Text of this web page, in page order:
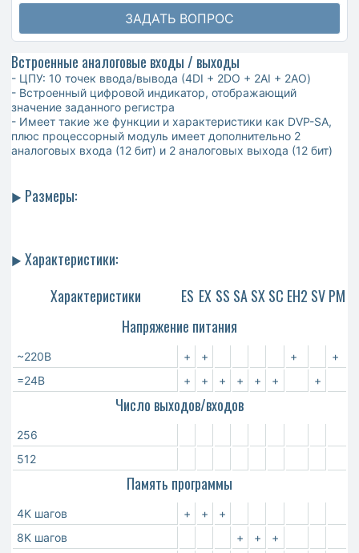
ЗАДАТЬ ВОПРОС
Встроенные аналоговые входы / выходы
- ЦПУ: 10 точек ввода/вывода (4DI + 2DO + 2AI + 2AO)
- Встроенный цифровой индикатор, отображающий
значение заданного регистра
- Имеет такие же функции и характеристики как DVP-SA,
плюс процессорный модуль имеет дополнительно 2
аналоговых входа (12 бит) и 2 аналоговых выхода (12 бит)
► Размеры:
► Характеристики:
Характеристики
ES EX SS SASXSC EH2 SVPM
Напряжение питания
~220В + + +
+
=24В
+ + + + + + +
Число выходов/входов
256
512
Память программы
4K шагов + +
+
8K шагов
+ +
+